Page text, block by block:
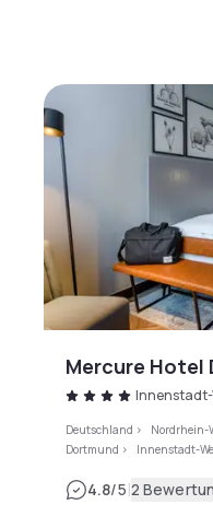
kostenfreies
Mercure Hotel
Innenstadt-
Deutschland > Nordrhein-
Dortmund > Innenstadt-
4.8/5|2